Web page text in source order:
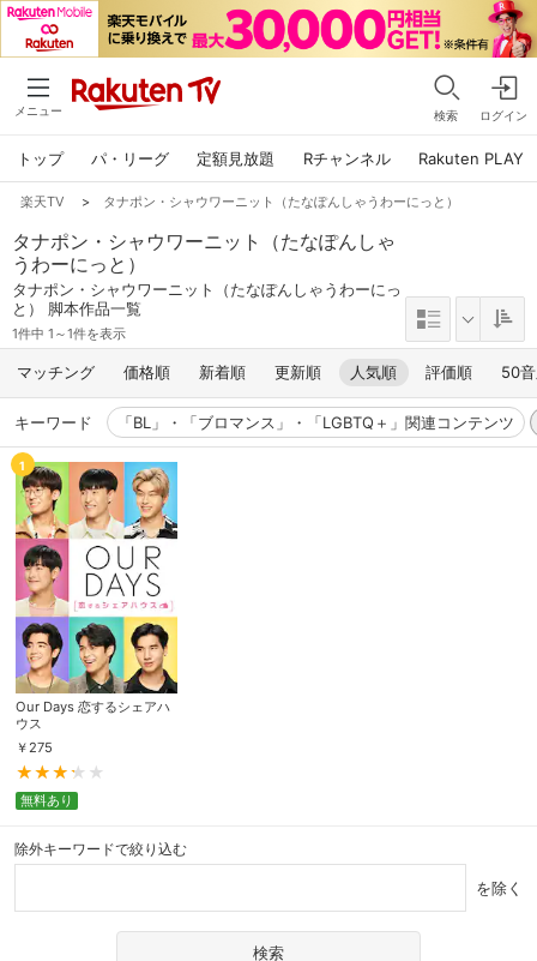
メニュー 検索 ログイン
トップ パ・リーグ 定額見放題 Rチャンネル Rakuten PLAY
楽天TV > タナポン・シャウワーニット（たなぽんしゃうわーにっと）
タナポン・シャウワーニット（たなぽんしゃ
うわーにっと）
タナポン・シャウワーニット（たなぽんしゃうわーにっ
と） 脚本作品一覧
1件中 1～1件を表示
マッチング 価格順 新着順 更新順 人気順 評価順 50
キーワード 「BL」・「ブロマンス」・「LGBTQ＋」関連コンテンツ
1
Our Days 恋するシェアハ
ウス
￥ 275
無料あり
除外キーワードで絞り込む
を除く